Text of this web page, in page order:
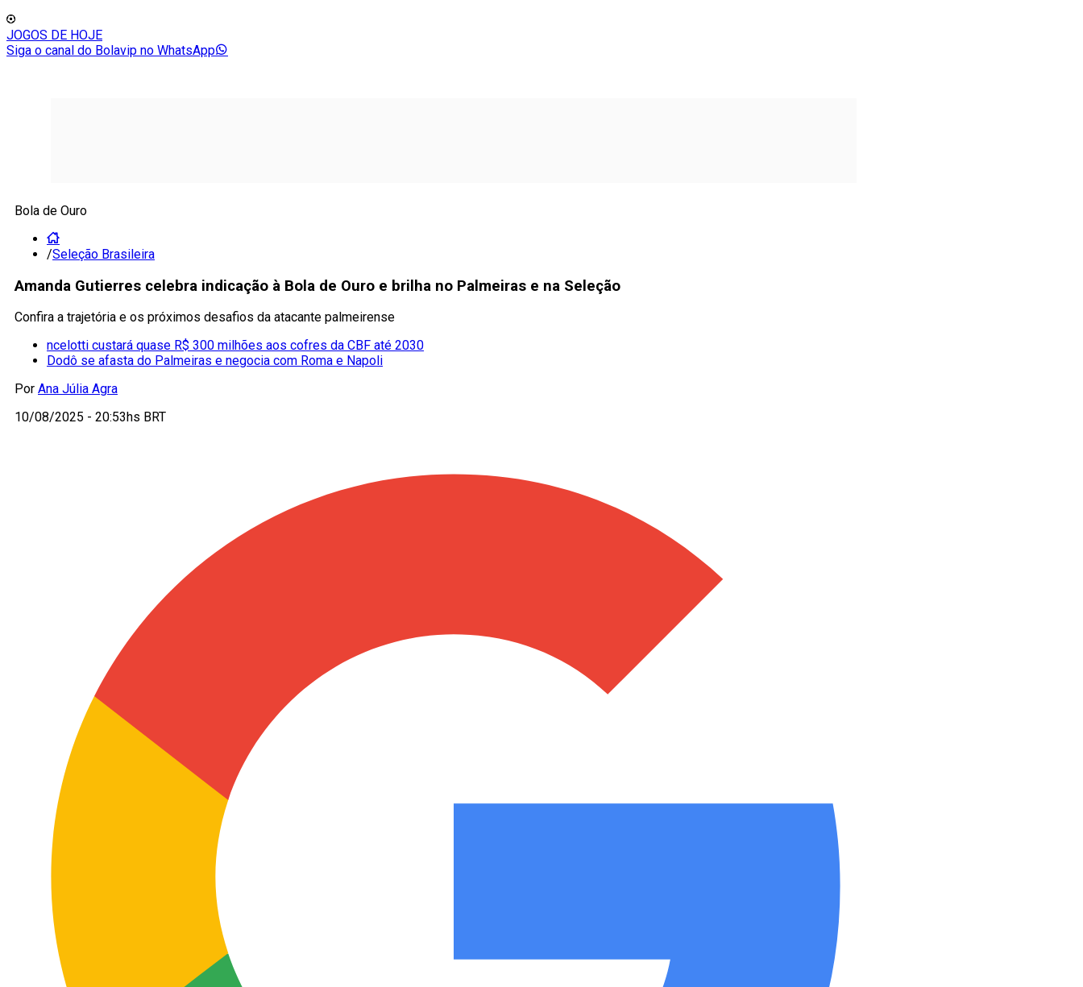
JOGOS DE HOJE
Siga o canal do Bolavip no WhatsApp
Bola de Ouro
/Seleção Brasileira
Amanda Gutierres celebra indicação à Bola de Ouro e brilha no Palmeiras e na Seleção
Confira a trajetória e os próximos desafios da atacante palmeirense
ncelotti custará quase R$ 300 milhões aos cofres da CBF até 2030
Dodô se afasta do Palmeiras e negocia com Roma e Napoli
Por Ana Júlia Agra
10/08/2025 - 20:53hs BRT